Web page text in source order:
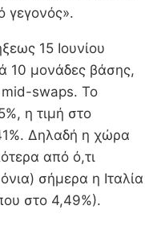
γεγονός».
15 Ιουνίου
10 μονάδες βάσης,
mid-swaps. Το
η τιμή στο
Δηλαδή η χώρα
από ό,τι
σήμερα η Ιταλία
στο 4,49%).